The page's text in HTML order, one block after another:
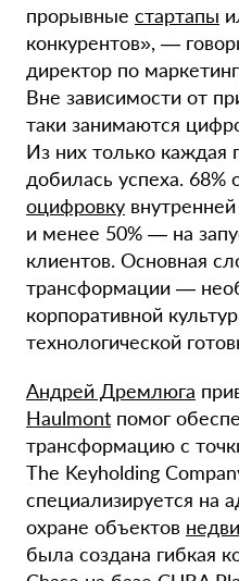
прорывные стартапы
конкурентов», —
директор по
Вне зависимости от
таки занимаются
Из них только каждая
добилась успеха. 68%
оцифровку
и менее 50% — на
клиентов. Основная
трансформации —
корпоративной
технологической
Андрей Дремлюга
Haulmont помог
трансформацию с
The Keyholding
специализируется на
охране объектов
была создана гибкая